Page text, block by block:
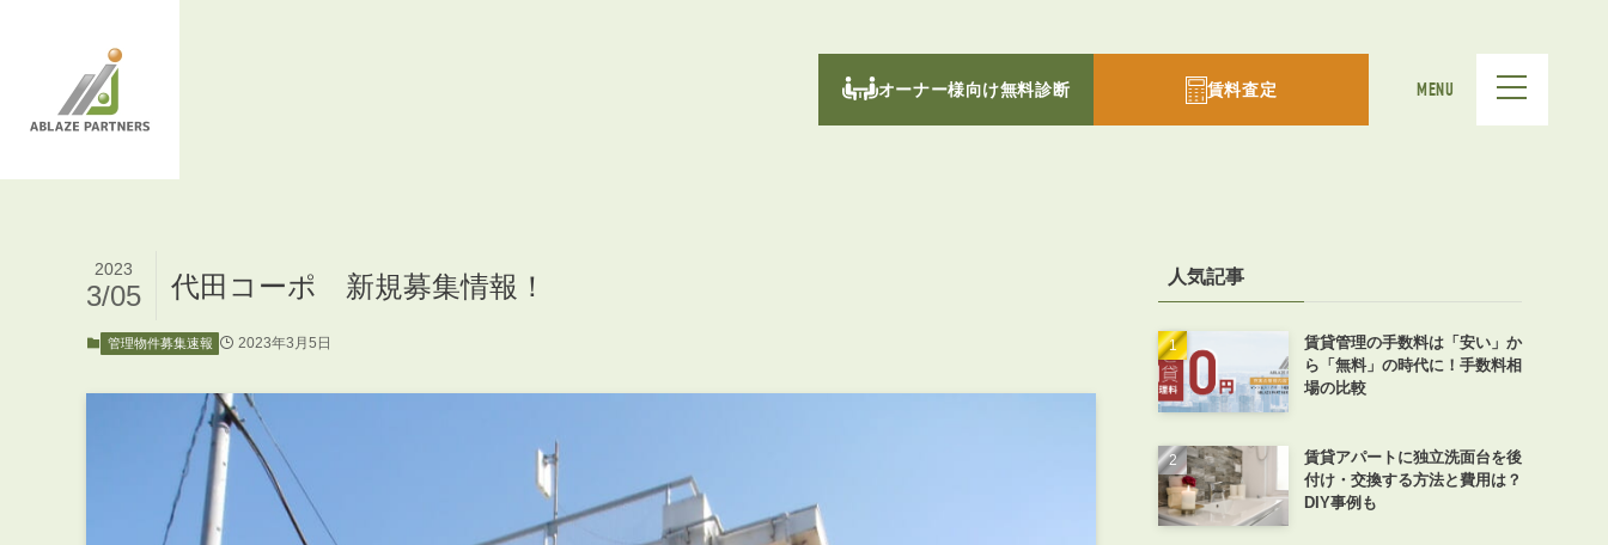
オーナー様向け無料診断 賃料査定 MENU
代田コーポ 新規募集情報！
2023
3/05
管理物件募集速報 2023年3月5日
人気記事
賃貸管理の手数料は「安い」か
ら「無料」の時代に！手数料相
場の比較
賃貸アパートに独立洗面台を後
付け・交換する方法と費用は？
DIY事例も